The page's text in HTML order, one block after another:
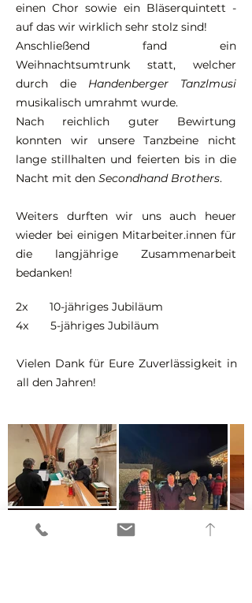
einen Chor sowie ein Bläserquintett -
auf das wir wirklich sehr stolz sind!
Anschließend fand ein
Weihnachtsumtrunk statt, welcher
durch die Handenberger Tanzlmusi
musikalisch umrahmt wurde.
Nach reichlich guter Bewirtung
konnten wir unsere Tanzbeine nicht
lange stillhalten und feierten bis in die
Nacht mit den Secondhand Brothers.
Weiters durften wir uns auch heuer
wieder bei einigen Mitarbeiter.innen für
die langjährige Zusammenarbeit
bedanken!
2x 10-jähriges Jubiläum
4x 5-jähriges Jubiläum
Vielen Dank für Eure Zuverlässigkeit in
all den Jahren!